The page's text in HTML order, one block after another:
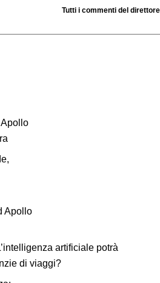
Tutti i commenti del direttore
Apollo
artificiale potrà
di viaggi?